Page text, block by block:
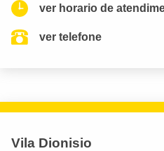
ver horario de
ver telefone
Vila Dionisio